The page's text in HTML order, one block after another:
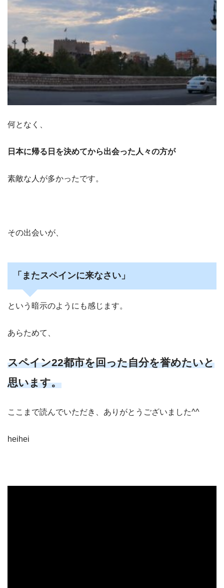
何となく、
日本に帰る日を決めてから出会った人々の方が
素敵な人が多かったです。
その出会いが、
「またスペインに来なさい」
という暗示のようにも感じます。
あらためて、
スペイン22都市を回った自分を誉めたいと
思います。
ここまで読んでいただき、ありがとうございました^^
heihei